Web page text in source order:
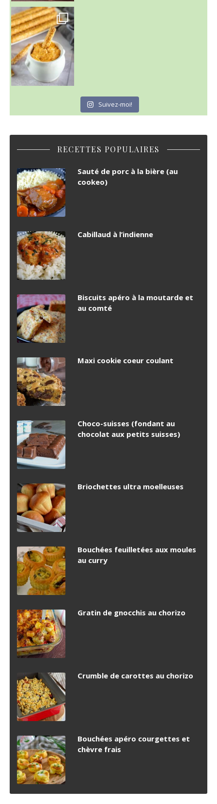
Suivez-moi!
RECETTES POPULAIRES
Sauté de porc à la bière (au
cookeo)
Cabillaud à l’indienne
Biscuits apéro à la moutarde et
au comté
Maxi cookie coeur coulant
Choco-suisses (fondant au
chocolat aux petits suisses)
Briochettes ultra moelleuses
Bouchées feuilletées aux moules
au curry
Gratin de gnocchis au chorizo
Crumble de carottes au chorizo
Bouchées apéro courgettes et
chèvre frais